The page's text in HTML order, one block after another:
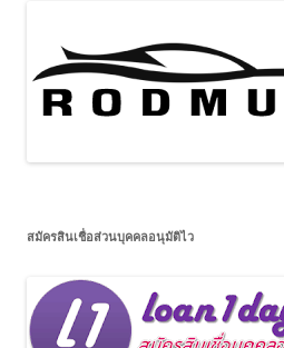
สมัครสินเชื่อส่วนบุคคลอนุมัติไว